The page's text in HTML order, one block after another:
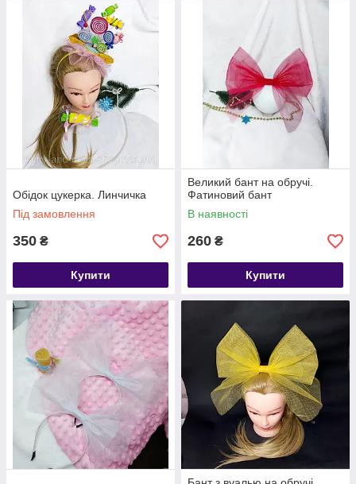
Обідок цукерка. Линчичка
Під замовлення
350 ₴
Купити
Великий бант на обручі.
Фатиновий бант
В наявності
260 ₴
Купити